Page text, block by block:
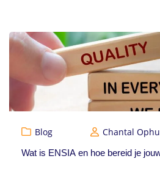
Blog Chantal
Wat is ENSIA en hoe bereid je